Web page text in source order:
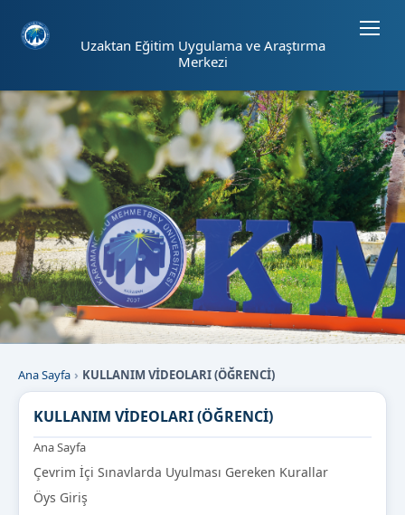
Uzaktan Eğitim Uygulama ve Araştırma
Merkezi
Ana Sayfa KULLANIM VİDEOLARI (ÖĞRENCİ)
KULLANIM VİDEOLARI (ÖĞRENCİ)
Ana Sayfa
Çevrim İçi Sınavlarda Uyulması Gereken Kurallar
Öys Giriş